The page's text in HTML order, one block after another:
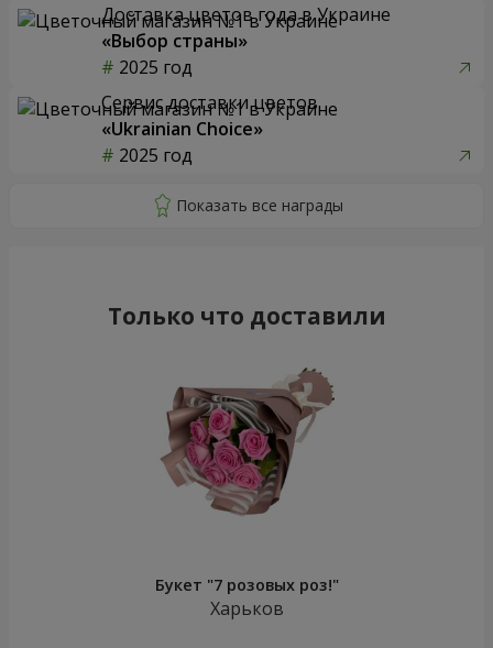
Доставка цветов года в Украине
«Выбор страны»
2025 год
Сервис доставки цветов
«Ukrainian Choice»
2025 год
Только что доставили
Букет "7 розовых роз!"
Харьков